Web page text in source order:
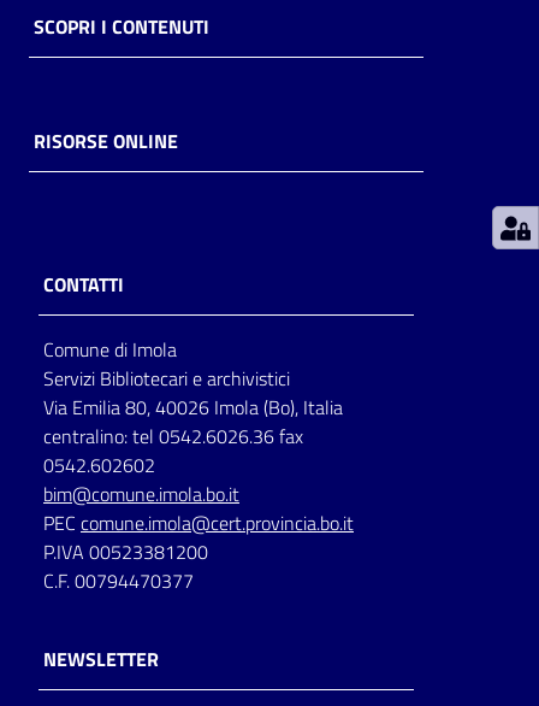
Piani
Decentrate
Seguici
su
SCOPRI I CONTENUTI
RISORSE ONLINE
CONTATTI
Comune di Imola
Servizi Bibliotecari e archivistici
Via Emilia 80, 40026 Imola (Bo), Italia
centralino: tel 0542.6026.36 fax
0542.602602
bim@comune.imola.bo.it
PEC comune.imola@cert.provincia.bo.it
P.IVA 00523381200
C.F. 00794470377
NEWSLETTER